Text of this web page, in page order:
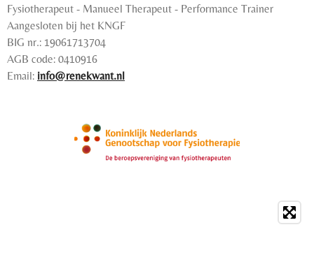
Fysiotherapeut - Manueel Therapeut - Performance Trainer
Aangesloten bij het KNGF
BIG nr.: 19061713704
AGB code: 0410916
Email: info@renekwant.nl